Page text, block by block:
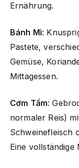
Ernährung.
Bánh Mì:
Pastete,
Gemüse,
Mittagessen.
Cơm Tấm:
normaler Reis)
Schweinefleisch
Eine vollständige